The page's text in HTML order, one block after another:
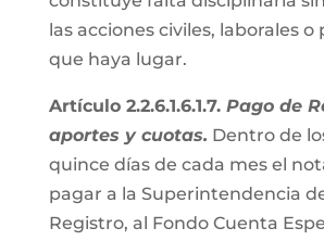
las acciones civiles, laborales o
que haya lugar.
Artículo 2.2.6.1.6.1.7. Pago de
aportes y cuotas. Dentro de
quince días de cada mes el
pagar a la Superintendencia
Registro, al Fondo Cuenta